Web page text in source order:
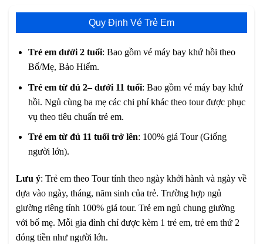
Quy Định Vé Trẻ Em
Trẻ em dưới 2 tuổi: Bao gồm vé máy bay khứ hồi theo
Bố/Mẹ, Bảo Hiểm.
Trẻ em từ đủ 2– dưới 11 tuổi: Bao gồm vé máy bay khứ
hồi. Ngủ cùng ba mẹ các chi phí khác theo tour được phục
vụ theo tiêu chuẩn trẻ em.
Trẻ em từ đủ 11 tuổi trở lên: 100% giá Tour (Giống
người lớn).
Lưu ý: Trẻ em theo Tour tính theo ngày khởi hành và ngày về
dựa vào ngày, tháng, năm sinh của trẻ. Trường hợp ngủ
giường riêng tính 100% giá tour. Trẻ em ngủ chung giường
với bố mẹ. Mỗi gia đình chỉ được kèm 1 trẻ em, trẻ em thứ 2
đóng tiền như người lớn.